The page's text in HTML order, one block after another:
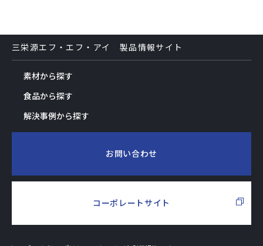
三栄源エフ・エフ・アイ 製品情報サイト
素材から探す
食品から探す
解決事例から探す
お問い合わせ
コーポレートサイト